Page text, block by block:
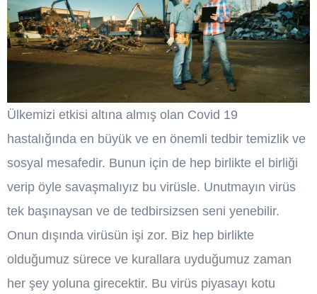
Ülkemizi etkisi altına almış olan Covid 19
hastalığında en büyük ve en önemli tedbir temizlik ve
sosyal mesafedir. Bunun için de hep birlikte el birliği
verip öyle savaşmalıyız bu virüsle. Unutmayın virüs
tek başınaysan ve de tedbirsizsen seni yenebilir.
Onun dışında virüsün işi zor. Biz hep birlikte
olduğumuz sürece ve kurallara uyduğumuz zaman
her şey yoluna girecektir. Bu virüs piyasayı kotu